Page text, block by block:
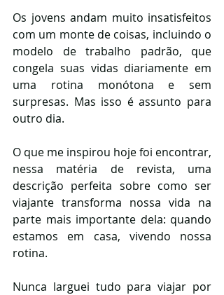
Os jovens andam muito insatisfeitos
com um monte de coisas, incluindo o
modelo de trabalho padrão, que
congela suas vidas diariamente em
uma rotina monótona e sem
surpresas. Mas isso é assunto para
outro dia.
O que me inspirou hoje foi encontrar,
nessa matéria de revista, uma
descrição perfeita sobre como ser
viajante transforma nossa vida na
parte mais importante dela: quando
estamos em casa, vivendo nossa
rotina.
Nunca larguei tudo para viajar por